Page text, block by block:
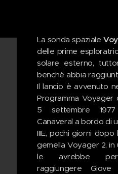
La sonda spaziale
delle prime
solare esterno,
benché abbia
Il lancio è avvenuto
Programma Voyager
5 settembre
Canaveral a bordo di
IIIE, pochi giorni dopo
gemella Voyager 2, in
le avrebbe
raggiungere